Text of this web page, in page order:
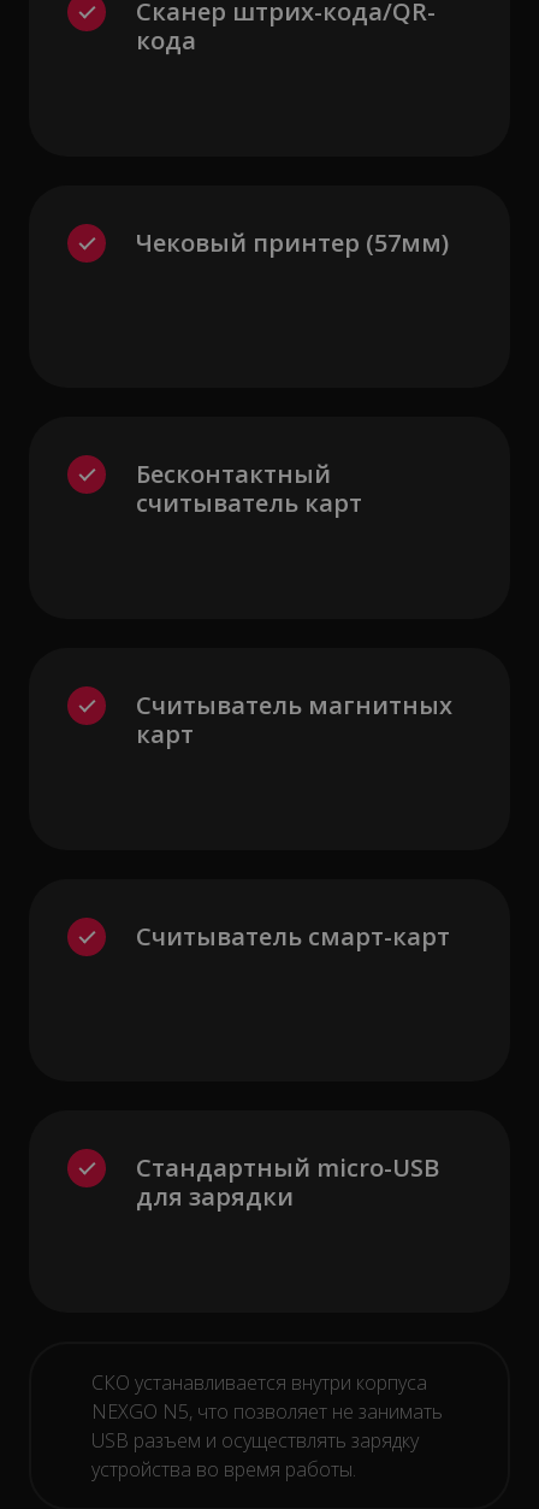
Сканер штрих-кода/QR-
кода
Чековый принтер (57мм)
Бесконтактный
считыватель карт
Считыватель магнитных
карт
Считыватель смарт-карт
Стандартный micro-USB
для зарядки
СКО устанавливается внутри корпуса
NEXGO N5, что позволяет не занимать
USB разъем и осуществлять зарядку
устройства во время работы.